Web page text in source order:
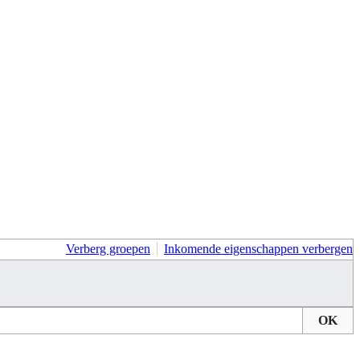
Verberg groepen Inkomende eigenschappen verbergen